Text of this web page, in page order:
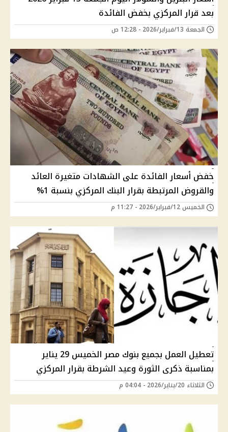
بعد قرار المركزي بخفض الفائدة
الجمعة 13/فبراير/2026 - 12:28 ص
خفض أسعار الفائدة على الشهادات متغيرة العائد
والقروض المرتبطة بقرار البنك المركزي بنسبة 1%
الخميس 12/فبراير/2026 - 11:27 م
تعطيل العمل بجميع بنوك مصر الخميس 29 يناير
بمناسبة ذكرى الثورة وعيد الشرطة بقرار المركزي
الثلاثاء 20/يناير/2026 - 04:04 م